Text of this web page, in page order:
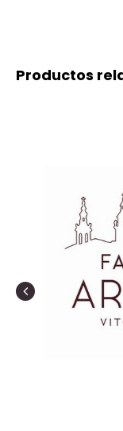
Productos